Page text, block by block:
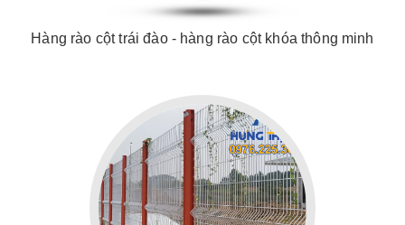
Hàng rào cột trái đào - hàng rào cột khóa thông minh